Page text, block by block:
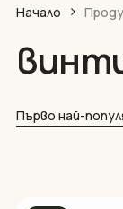
Начало
Първо най-